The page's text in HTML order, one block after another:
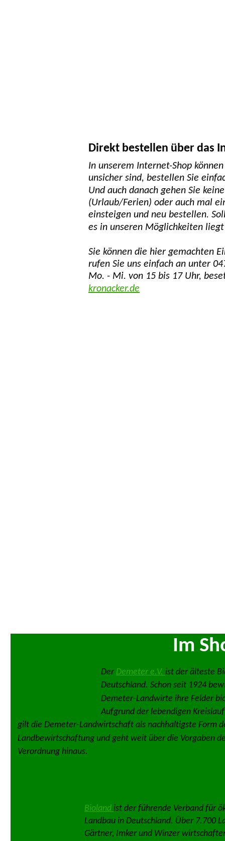
Direkt bestellen über das
In unserem Internet-Shop
unsicher sind, bestellen Sie
Und auch danach gehen Sie
(Urlaub/Ferien) oder auch mal
einsteigen und neu bestellen.
es in unseren Möglichkeiten
Sie können die hier gemachten
rufen Sie uns einfach an unter
Mo. - Mi. von 15 bis 17 Uhr,
kronacker.de
Im
Der Demeter e.V. ist der älteste
Deutschland. Schon seit 1924
Demeter-Landwirte ihre Felder
Aufgrund der lebendigen
gilt die Demeter-Landwirtschaft als nachhaltigste Form
Landbewirtschaftung und geht weit über die Vorgaben
Verordnung hinaus.
Bioland ist der führende Verband für
Landbau in Deutschland. Über 7.700
Gärtner, Imker und Winzer